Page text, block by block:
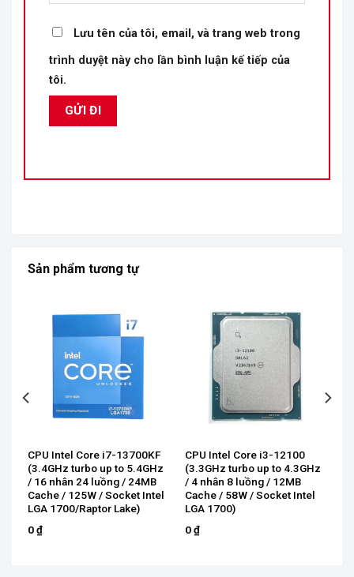
Lưu tên của tôi, email, và trang web trong
trình duyệt này cho lần bình luận kế tiếp của
tôi.
Sản phẩm tương tự
CPU Intel Core i7-13700KF
(3.4GHz turbo up to 5.4GHz
/ 16 nhân 24 luồng / 24MB
Cache / 125W / Socket Intel
LGA 1700/Raptor Lake)
0₫
CPU Intel Core i3-12100
(3.3GHz turbo up to 4.3GHz
/ 4 nhân 8 luồng / 12MB
Cache / 58W / Socket Intel
LGA 1700)
0₫